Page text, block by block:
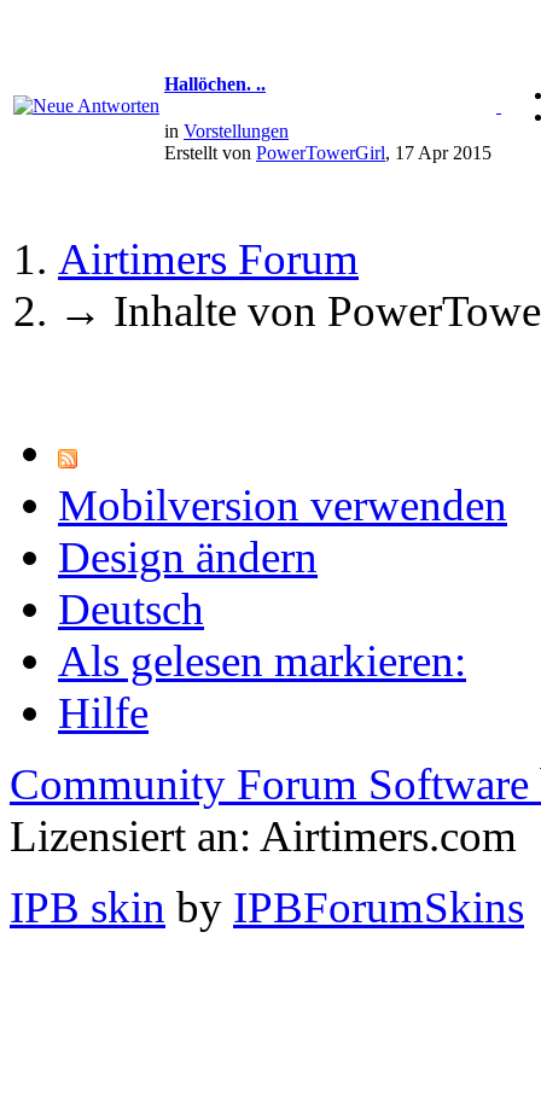
Hallöchen. ..
in Vorstellungen
Erstellt von PowerTowerGirl, 17 Apr 2015
Airtimers Forum
→ Inhalte von
Mobilversion verwenden
Design ändern
Deutsch
Als gelesen markieren:
Hilfe
Community Forum Software
Lizensiert an: Airtimers.com
IPB skin by IPBForumSkins